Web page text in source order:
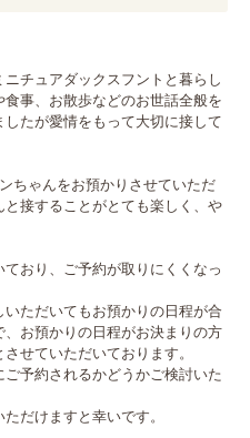
チュアダックスフントと暮らし
事、お散歩などのお世話全般を
たが愛情をもって大切に接して
ちゃんをお預かりさせていただ
接することがとても楽しく、や
おり、ご予約が取りにくくなっ
ただいてもお預かりの日程が合
お預かりの日程がお決まりの方
せていただいております。
予約されるかどうかご検討いた
だけますと幸いです。